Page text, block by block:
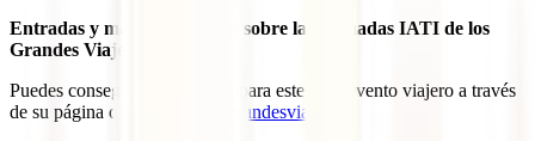
Entradas y más información sobre las Jornadas IATI de los
Grandes Viajes 2021
Puedes conseguir tus entradas para este gran evento viajero a través
de su página oficial:
jornadasgrandesviajes.es